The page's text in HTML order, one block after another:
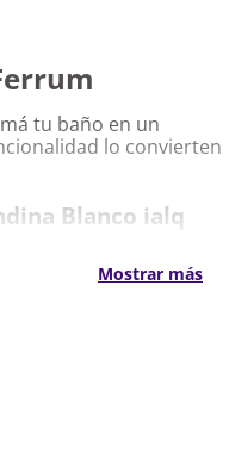
tu baño en un
lo convierten
Blanco ialq
mejorando la
Mostrar más